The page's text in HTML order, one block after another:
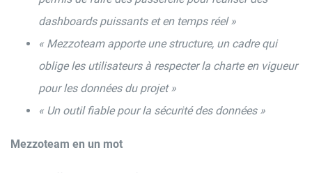
dashboards puissants et en temps réel »
« Mezzoteam apporte une structure, un cadre qui
oblige les utilisateurs à respecter la charte en vigueur
pour les données du projet »
« Un outil fiable pour la sécurité des données »
Mezzoteam en un mot